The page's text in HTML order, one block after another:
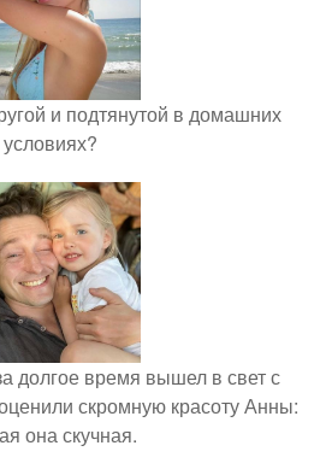
и подтянутой в домашних
условиях?
долгое время вышел в свет с
скромную красоту Анны:
она скучная.